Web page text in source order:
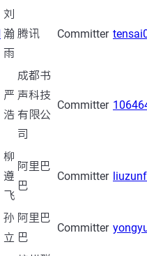
刘
瀚
雨
腾讯 Committer
严
浩
成都书
声科技
有限公
司
Committer
柳
遵
飞
阿里巴
巴
Committer
孙
立
阿里巴
巴
Committer